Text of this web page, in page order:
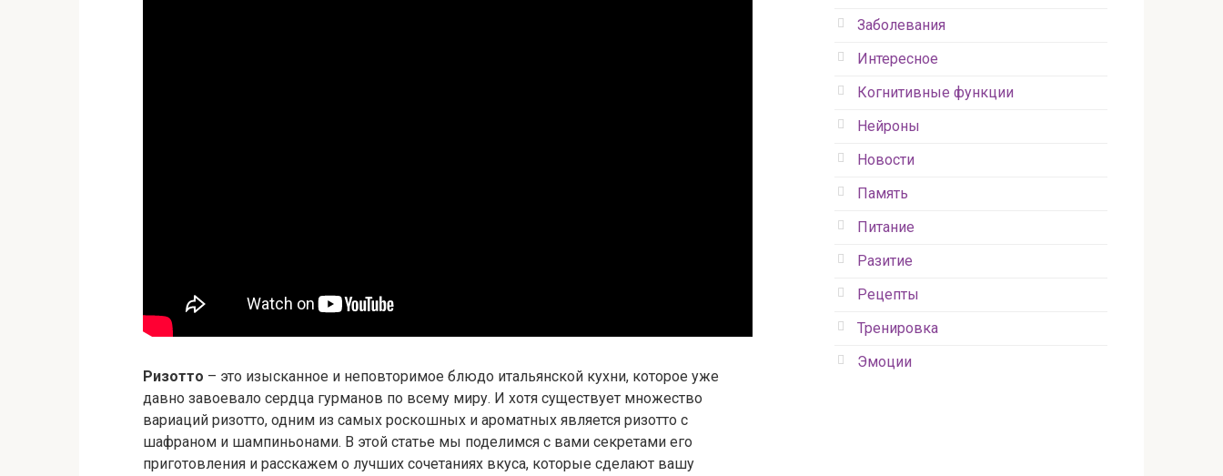
Ризотто – это изысканное и неповторимое блюдо итальянской кухни, которое уже
давно завоевало сердца гурманов по всему миру. И хотя существует множество
вариаций ризотто, одним из самых роскошных и ароматных является ризотто с
шафраном и шампиньонами. В этой статье мы поделимся с вами секретами его
приготовления и расскажем о лучших сочетаниях вкуса, которые сделают вашу
Заболевания
Интересное
Когнитивные функции
Нейроны
Новости
Память
Питание
Разитие
Рецепты
Тренировка
Эмоции